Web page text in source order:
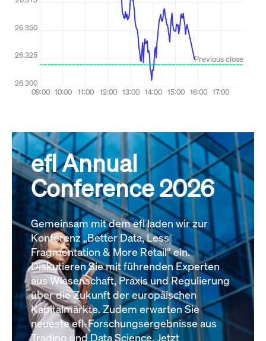
efl Annual
Conference 2026
Gemeinsam mit dem efl laden wir zur
Konferenz „Better Data, Less
Fragmentation & More Retail“ ein.
Diskutieren Sie mit führenden Experten
aus Wissenschaft, Praxis und Regulierung
über die Zukunft der europäischen
Kapitalmärkte. Zudem erwarten Sie
neueste efl-Forschungsergebnisse aus
Trading und Data Science. Jetzt